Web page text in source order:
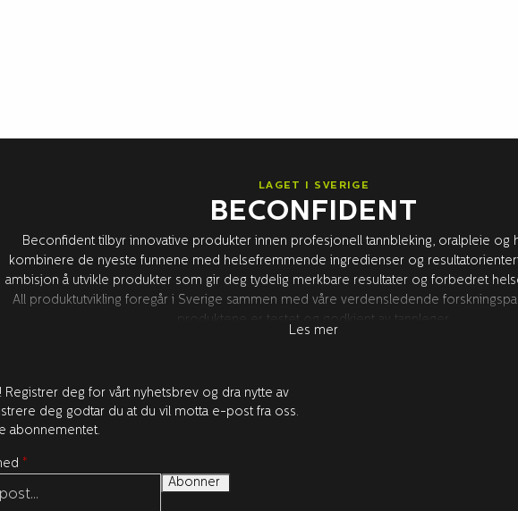
LAGET I SVERIGE
BECONFIDENT
Beconfident tilbyr innovative produkter innen profesjonell tannbleking, oralpleie og
kombinere de nyeste funnene med helsefremmende ingredienser og
ambisjon å utvikle produkter som gir deg tydelig merkbare resultater og forbedret
All produktutvikling foregår i Sverige sammen med våre verdensledende
produktene er testet og godkjent av tannleger.
Les mer
deg for vårt nyhetsbrev og dra nytte av
deg godtar du at du vil motta e-post fra oss.
abonnementet.
*